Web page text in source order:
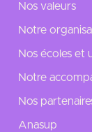
Nos valeurs
Notre
Nos écoles et
Notre
Nos
Anasup